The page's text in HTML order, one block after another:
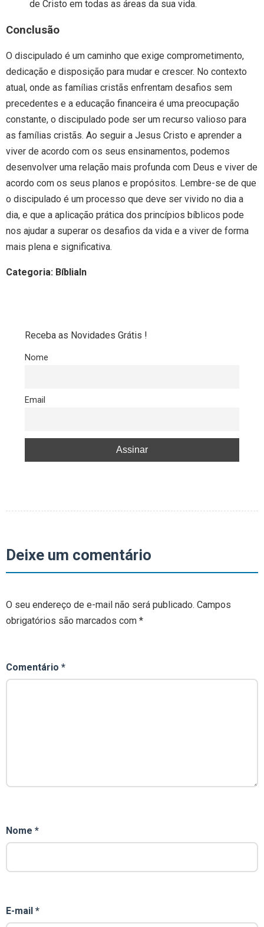
de Cristo em todas as áreas da sua vida.
Conclusão
O discipulado é um caminho que exige comprometimento,
dedicação e disposição para mudar e crescer. No contexto
atual, onde as famílias cristãs enfrentam desafios sem
precedentes e a educação financeira é uma preocupação
constante, o discipulado pode ser um recurso valioso para
as famílias cristãs. Ao seguir a Jesus Cristo e aprender a
viver de acordo com os seus ensinamentos, podemos
desenvolver uma relação mais profunda com Deus e viver de
acordo com os seus planos e propósitos. Lembre-se de que
o discipulado é um processo que deve ser vivido no dia a
dia, e que a aplicação prática dos princípios bíblicos pode
nos ajudar a superar os desafios da vida e a viver de forma
mais plena e significativa.
Categoria: BíbliaIn
Receba as Novidades Grátis !
Nome
Email
Deixe um comentário
O seu endereço de e-mail não será publicado. Campos
obrigatórios são marcados com *
Comentário *
Nome *
E-mail *